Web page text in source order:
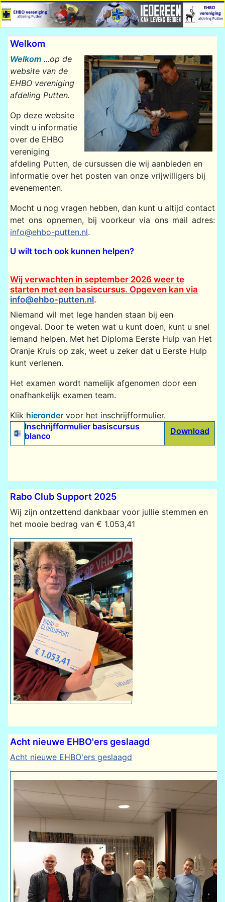
Welkom
Welkom ...op de
website van de
EHBO vereniging
afdeling Putten.
Op deze website
vindt u informatie
over de EHBO
vereniging
afdeling Putten, de cursussen die wij aanbieden en
informatie over het posten van onze vrijwilligers bij
evenementen.
Mocht u nog vragen hebben, dan kunt u altijd contact
met ons opnemen, bij voorkeur via ons mail adres:
info@ehbo-putten.nl.
U wilt toch ook kunnen helpen?
Wij verwachten in september 2026 weer te
starten met een basiscursus. Opgeven kan via
info@ehbo-putten.nl.
Niemand wil met lege handen staan bij een
ongeval. Door te weten wat u kunt doen, kunt u snel
iemand helpen. Met het Diploma Eerste Hulp van Het
Oranje Kruis op zak, weet u zeker dat u Eerste Hulp
kunt verlenen.
Het examen wordt namelijk afgenomen door een
onafhankelijk examen team.
Klik hieronder voor het inschrijfformulier.
Inschrijfformulier basiscursus
blanco
Download
Rabo Club Support 2025
Wij zijn ontzettend dankbaar voor jullie stemmen en
het mooie bedrag van € 1.053,41
Acht nieuwe EHBO'ers geslaagd
Acht nieuwe EHBO'ers geslaagd